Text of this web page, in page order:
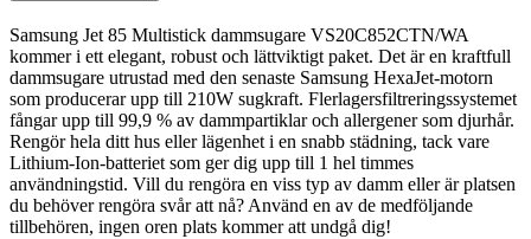
Samsung Jet 85 Multistick dammsugare VS20C852CTN/WA
kommer i ett elegant, robust och lättviktigt paket. Det är en kraftfull
dammsugare utrustad med den senaste Samsung HexaJet-motorn
som producerar upp till 210W sugkraft. Flerlagersfiltreringssystemet
fångar upp till 99,9 % av dammpartiklar och allergener som djurhår.
Rengör hela ditt hus eller lägenhet i en snabb städning, tack vare
Lithium-Ion-batteriet som ger dig upp till 1 hel timmes
användningstid. Vill du rengöra en viss typ av damm eller är platsen
du behöver rengöra svår att nå? Använd en av de medföljande
tillbehören, ingen oren plats kommer att undgå dig!